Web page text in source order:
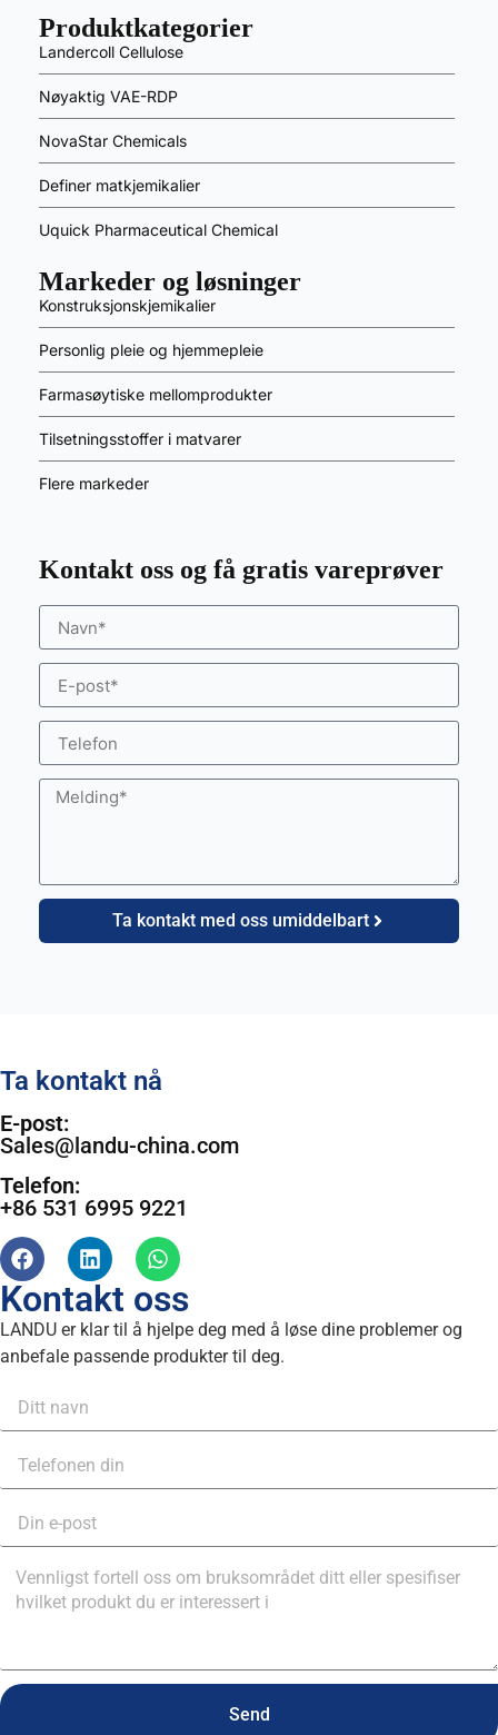
Produktkategorier
Landercoll Cellulose
Nøyaktig VAE-RDP
NovaStar Chemicals
Definer matkjemikalier
Uquick Pharmaceutical Chemical
Markeder og løsninger
Konstruksjonskjemikalier
Personlig pleie og hjemmepleie
Farmasøytiske mellomprodukter
Tilsetningsstoffer i matvarer
Flere markeder
Kontakt oss og få gratis vareprøver
Ta kontakt med oss umiddelbart
Ta kontakt nå
E-post:
Sales@landu-china.com
Telefon:
+86 531 6995 9221
Kontakt oss
LANDU er klar til å hjelpe deg med å løse dine problemer og
anbefale passende produkter til deg.
Send